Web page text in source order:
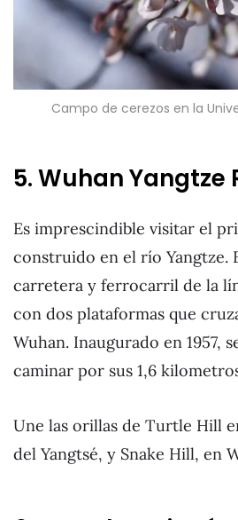
Campo de cerezos en la
5. Wuhan Yangtze
Es imprescindible visitar el
construido en el río Yangtze.
carretera y ferrocarril de la
con dos plataformas que
Wuhan. Inaugurado en 1957,
caminar por sus 1,6
Une las orillas de Turtle Hill
del Yangtsé, y Snake Hill, en